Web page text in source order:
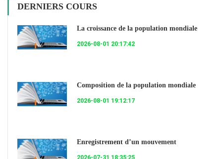
DERNIERS COURS
La croissance de la population mondiale
2026-08-01 20:17:42
Composition de la population mondiale
2026-08-01 19:12:17
Enregistrement d’un mouvement